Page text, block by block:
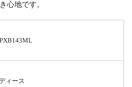
心地です。
ィース